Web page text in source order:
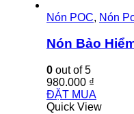
Nón POC, Nón
Nón Bảo
0 out of 5
980.000 ₫
ĐẶT MUA
Quick View